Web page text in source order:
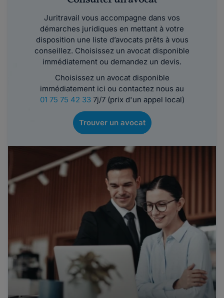
Juritravail vous accompagne dans vos
démarches juridiques en mettant à votre
disposition une liste d’avocats prêts à vous
conseillez. Choisissez un avocat disponible
immédiatement ou demandez un devis.
Choisissez un avocat disponible
immédiatement ici ou contactez nous au
01 75 75 42 337j/7 (prix d'un appel local)
Trouver un avocat